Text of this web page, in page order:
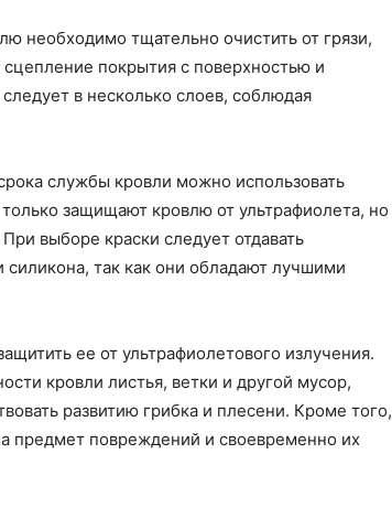
необходимо тщательно очистить от грязи,
покрытия с поверхностью и
в несколько слоев, соблюдая
службы кровли можно использовать
защищают кровлю от ультрафиолета, но
выборе краски следует отдавать
так как они обладают лучшими
ее от ультрафиолетового излучения.
кровли листья, ветки и другой мусор,
развитию грибка и плесени. Кроме того,
предмет повреждений и своевременно их